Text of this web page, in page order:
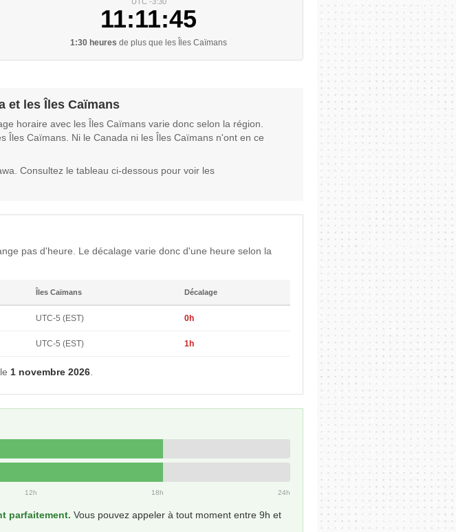
11:11:46
1:30 heures de plus que les Îles Caïmans
et les Îles Caïmans
horaire avec les Îles Caïmans varie donc selon la région.
Îles Caïmans. Ni le Canada ni les Îles Caïmans n'ont en ce
Consultez le tableau ci-dessous pour voir les
pas d'heure. Le décalage varie donc d'une heure selon la
Îles Caïmans Décalage
UTC-5 (EST) 0h
UTC-5 (EST) 1h
1 novembre 2026
12h 18h 24h
parfaitement. Vous pouvez appeler à tout moment entre 9h et